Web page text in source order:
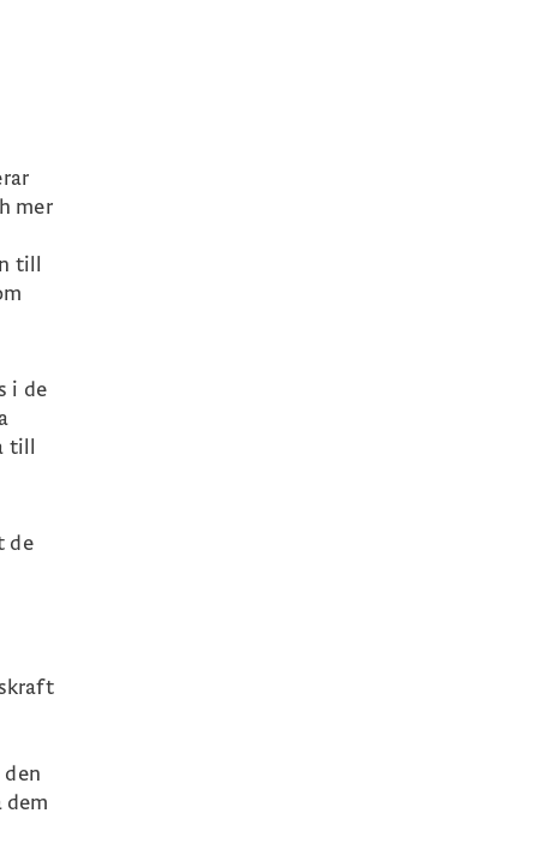
mer
till
i de
de